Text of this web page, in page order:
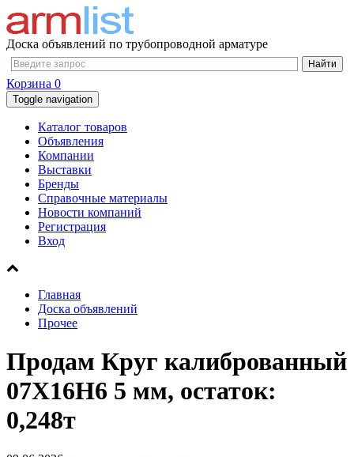
Доска объявлений по трубопроводной арматуре
Корзина 0
Toggle navigation
Каталог товаров
Объявления
Компании
Выставки
Бренды
Справочные материалы
Новости компаний
Регистрация
Вход
Главная
Доска объявлений
Прочее
Продам Круг калиброванный
07Х16Н6 5 мм, остаток:
0,248т